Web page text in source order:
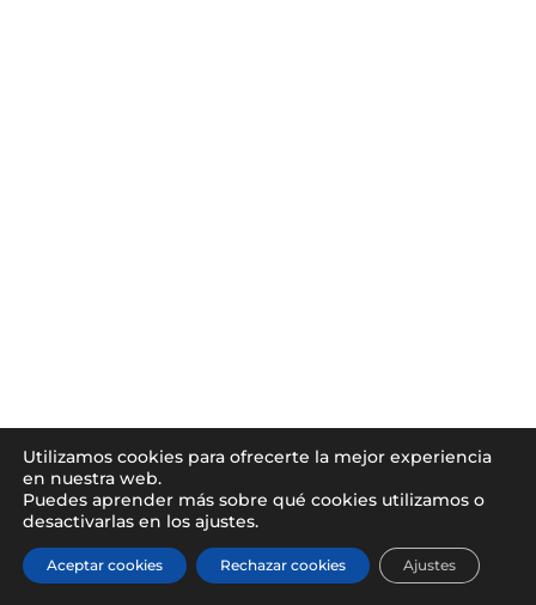
Utilizamos cookies para ofrecerte la mejor experiencia
en nuestra web.
Puedes aprender más sobre qué cookies utilizamos o
desactivarlas en los ajustes.
Aceptar cookies Rechazar cookies Ajustes